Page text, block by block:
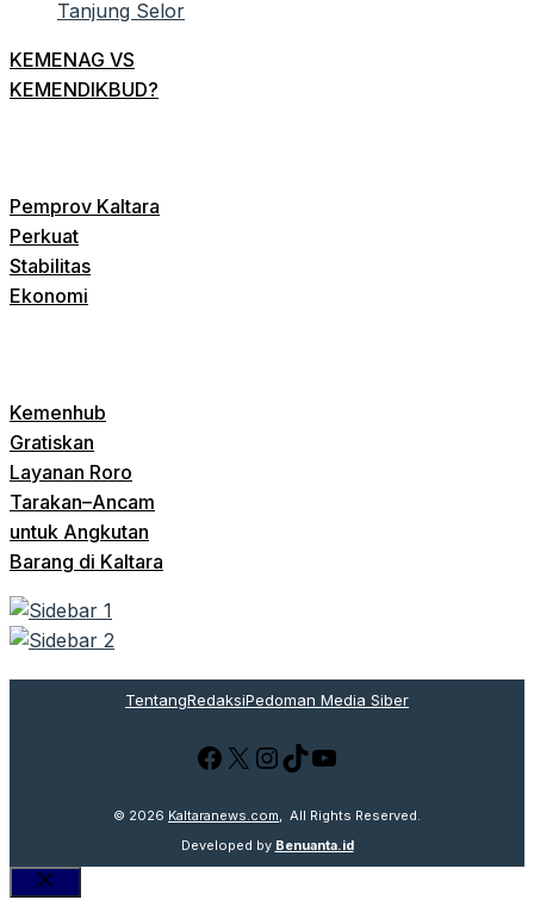
KEMENAG VS
KEMENDIKBUD?
Pemprov Kaltara
Perkuat
Stabilitas
Ekonomi
Kemenhub
Gratiskan
Layanan Roro
Tarakan–Ancam
untuk Angkutan
Barang di Kaltara
TentangRedaksiPedoman Media Siber
Facebook
X Instagram
TikTok
YouTube
© 2026 Kaltaranews.com , All Rights Reserved.
Developed by Benuanta.id